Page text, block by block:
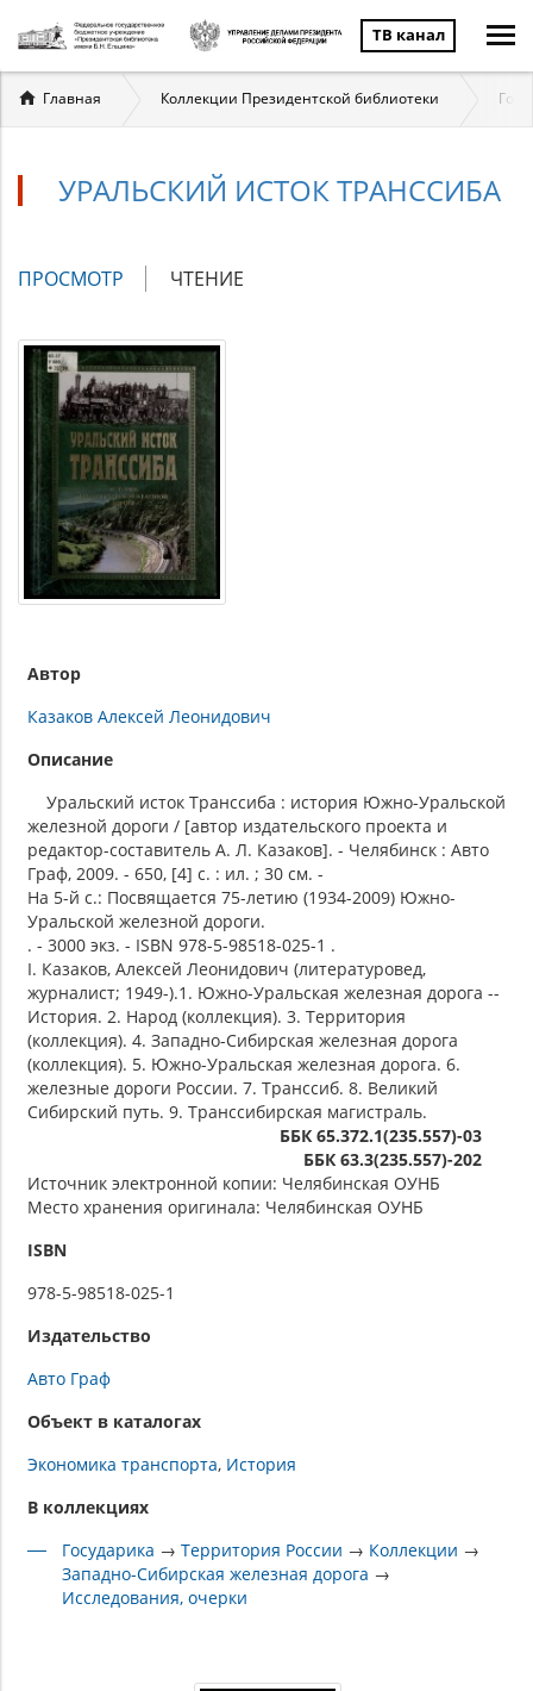
ТВ канал
Вы
здесь
Главная Коллекции Президентской библиотеки
УРАЛЬСКИЙ ИСТОК ТРАНССИБА
Главные
ПРОСМОТР (АКТИВНАЯ
ЧТЕНИЕ
Автор
Казаков Алексей Леонидович
Описание
Уральский исток Транссиба : история Южно-Уральской
железной дороги / [автор издательского проекта и
редактор-составитель А. Л. Казаков]. - Челябинск : Авто
Граф, 2009. - 650, [4] с. : ил. ; 30 см. -
На 5-й с.: Посвящается 75-летию (1934-2009) Южно-
Уральской железной дороги.
. - 3000 экз. - ISBN 978-5-98518-025-1 .
I. Казаков, Алексей Леонидович (литературовед,
журналист; 1949-).1. Южно-Уральская железная дорога --
История. 2. Народ (коллекция). 3. Территория
(коллекция). 4. Западно-Сибирская железная дорога
(коллекция). 5. Южно-Уральская железная дорога. 6.
железные дороги России. 7. Транссиб. 8. Великий
Сибирский путь. 9. Транссибирская магистраль.
ББК 65.372.1(235.557)-03
ББК 63.3(235.557)-202
Источник электронной копии: Челябинская ОУНБ
Место хранения оригинала: Челябинская ОУНБ
ISBN
978-5-98518-025-1
Издательство
Авто Граф
Объект в каталогах
Экономика транспорта История
В коллекциях
Государика →Территория России → Коллекции →
Западно-Сибирская железная дорога →
Исследования, очерки